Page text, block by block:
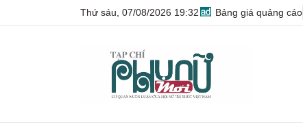
Thứ sáu, 07/08/2026 19:32 Bảng giá quảng cáo